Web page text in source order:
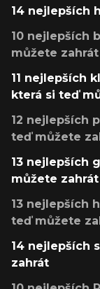
14 nejlepších
10 nejlepších
můžete zahrát
11 nejlepších
která si teď
12 nejlepších
teď můžete
13 nejlepších
můžete zahrát
13 nejlepších
teď můžete
14 nejlepších
zahrát